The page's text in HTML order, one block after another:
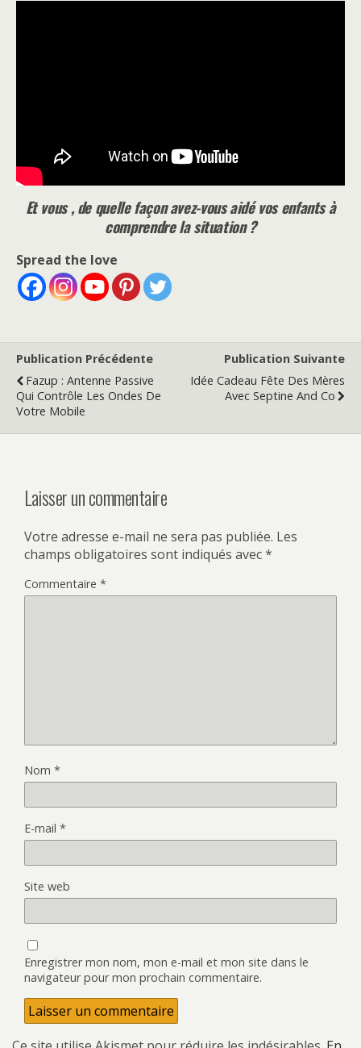
Et vous , de quelle façon avez-vous aidé vos enfants à
comprendre la situation ?
Spread the love
Publication Précédente
Fazup : Antenne Passive
Qui Contrôle Les Ondes De
Votre Mobile
Publication Suivante
Idée Cadeau Fête Des Mères
Avec Septine And Co
Laisser un commentaire
Votre adresse e-mail ne sera pas publiée. Les
champs obligatoires sont indiqués avec*
Commentaire *
Nom *
E-mail *
Site web
Enregistrer mon nom, mon e-mail et mon site dans le
navigateur pour mon prochain commentaire.